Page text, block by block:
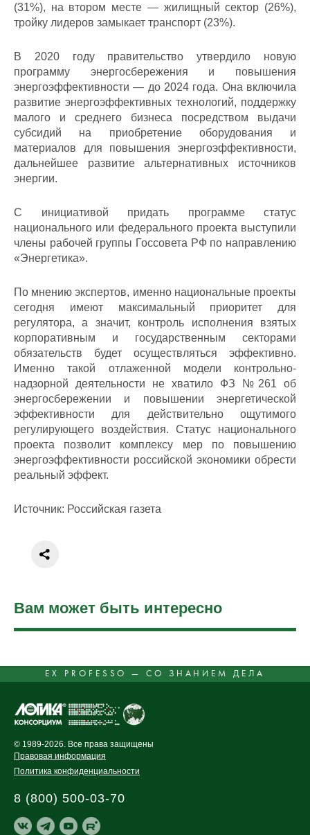
(31%), на втором месте — жилищный сектор (26%),
тройку лидеров замыкает транспорт (23%).
В 2020 году правительство утвердило новую
программу энергосбережения и повышения
энергоэффективности — до 2024 года. Она включила
развитие энергоэффективных технологий, поддержку
малого и среднего бизнеса посредством выдачи
субсидий на приобретение оборудования и
материалов для повышения энергоэффективности,
дальнейшее развитие альтернативных источников
энергии.
С инициативой придать программе статус
национального или федерального проекта выступили
члены рабочей группы Госсовета РФ по направлению
«Энергетика».
По мнению экспертов, именно национальные проекты
сегодня имеют максимальный приоритет для
регулятора, а значит, контроль исполнения взятых
корпоративным и государственным секторами
обязательств будет осуществляться эффективно.
Именно такой отлаженной модели контрольно-
надзорной деятельности не хватило ФЗ №261 об
энергосбережении и повышении энергетической
эффективности для действительно ощутимого
регулирующего воздействия. Статус национального
проекта позволит комплексу мер по повышению
энергоэффективности российской экономики обрести
реальный эффект.
Источник: Российская газета
Вам может быть интересно
EX PROFESSO — СО ЗНАНИЕМ ДЕЛА
© 1989-2026. Все права защищены
Правовая информация
Политика конфиденциальности
8 (800) 500-03-70